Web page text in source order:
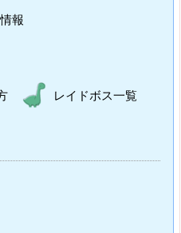
報
レイドボス一覧